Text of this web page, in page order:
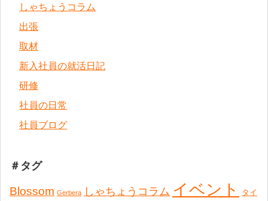
しゃちょうコラム
出張
取材
新入社員の就活日記
研修
社員の日常
社員ブログ
＃タグ
Blossom Gerbera しゃちょうコラム イベント タイ